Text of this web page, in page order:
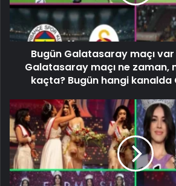
Bugün Galatasaray maçı var
Galatasaray maçı ne zaman,
kaçta? Bugün hangi kanalda